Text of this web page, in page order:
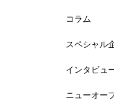
コラム
スペシャル
インタビュ
ニューオー